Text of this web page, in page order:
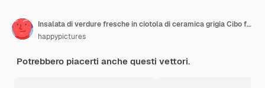
Insalata di verdure fresche in ciotola di ceramica grigia Cibo fresco e sano Nutrizione vegetariana Vettore piatto per menu di bar o ristoranti
happypictures
Potrebbero piacerti anche questi vettori.